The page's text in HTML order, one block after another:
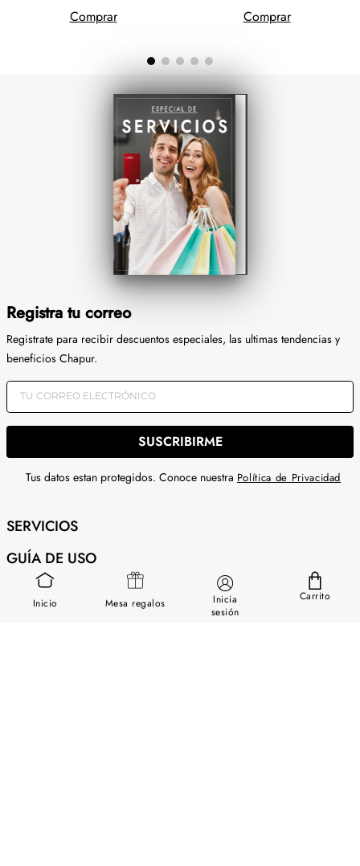
Inicio Mesa regalos
Inicia
sesión
Carrito
Comprar Comprar
Registra tu correo
Registrate para recibir descuentos especiales, las ultimas tendencias y
beneficios Chapur.
SUSCRIBIRME
Tus datos estan protegidos. Conoce nuestra Política de Privacidad
SERVICIOS
GUÍA DE USO
SOBRE NOSOTROS